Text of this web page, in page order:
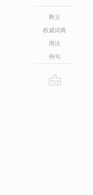
释义
权威词典
用法
例句